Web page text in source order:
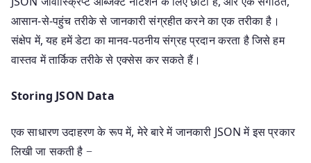
आसान-से-पहुंच तरीके से जानकारी संग्रहीत करने का एक तरीका है।
संक्षेप में, यह हमें डेटा का मानव-पठनीय संग्रह प्रदान करता है जिसे हम
वास्तव में तार्किक तरीके से एक्सेस कर सकते हैं।
Storing JSON Data
एक साधारण उदाहरण के रूप में, मेरे बारे में जानकारी JSON में इस प्रकार
लिखी जा सकती है −